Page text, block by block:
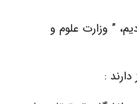
” وزارت علوم و
: